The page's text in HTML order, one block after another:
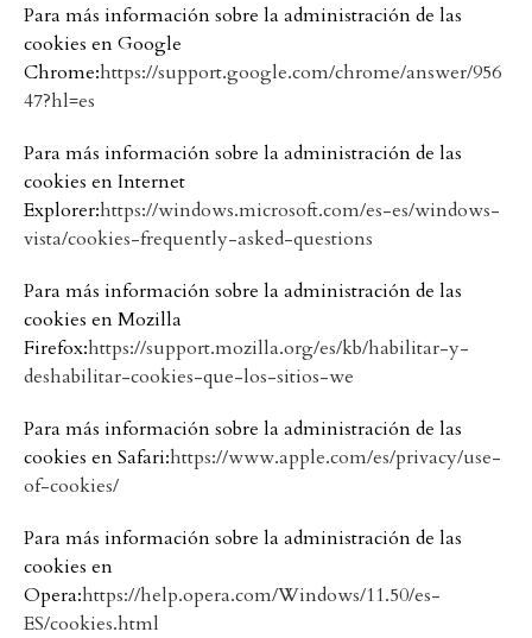
Para más información sobre la administración de las
cookies en Google
Chrome:https://support.google.com/chrome/answer/956
47?hl=es
Para más información sobre la administración de las
cookies en Internet
Explorer:https://windows.microsoft.com/es-es/windows-
vista/cookies-frequently-asked-questions
Para más información sobre la administración de las
cookies en Mozilla
Firefox:https://support.mozilla.org/es/kb/habilitar-y-
deshabilitar-cookies-que-los-sitios-we
Para más información sobre la administración de las
cookies en Safari:https://www.apple.com/es/privacy/use-
of-cookies/
Para más información sobre la administración de las
cookies en
Opera:https://help.opera.com/Windows/11.50/es-
ES/cookies.html